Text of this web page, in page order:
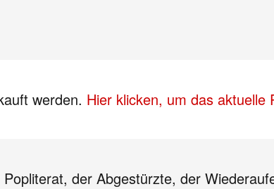
werden. Hier klicken, um das aktuelle
der Abgestürzte, der